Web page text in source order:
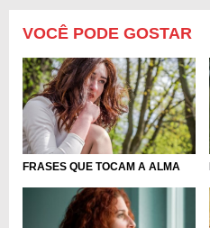
VOCÊ PODE GOSTAR
FRASES QUE TOCAM A ALMA